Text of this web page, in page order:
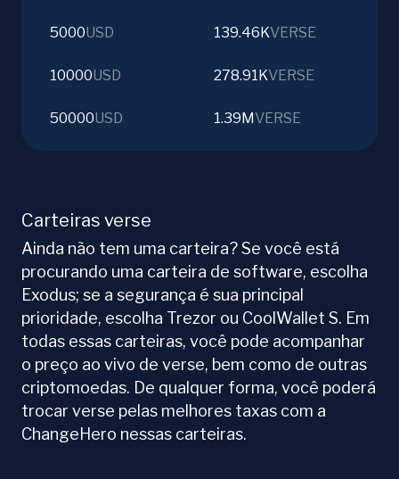
5000USD 139.46KVERSE
10000USD 278.91KVERSE
50000USD 1.39M VERSE
Carteiras verse
Ainda não tem uma carteira? Se você está
procurando uma carteira de software, escolha
Exodus; se a segurança é sua principal
prioridade, escolha Trezor ou CoolWallet S. Em
todas essas carteiras, você pode acompanhar
o preço ao vivo de verse, bem como de outras
criptomoedas. De qualquer forma, você poderá
trocar verse pelas melhores taxas com a
ChangeHero nessas carteiras.